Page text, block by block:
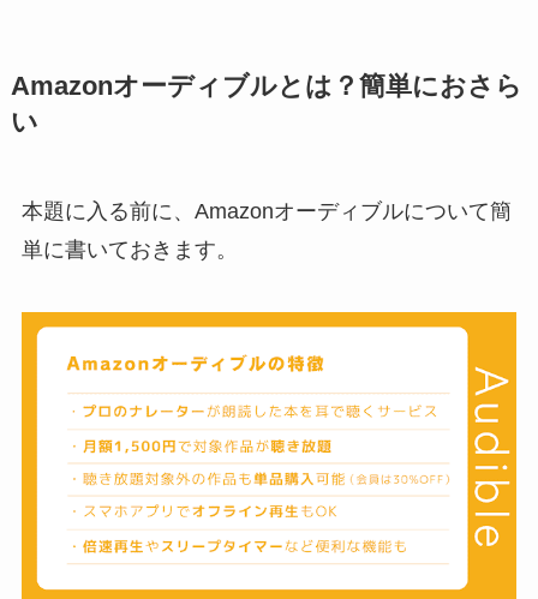
Amazonオーディブルとは？簡単におさら
い
本題に入る前に、Amazonオーディブルについて簡
単に書いておきます。